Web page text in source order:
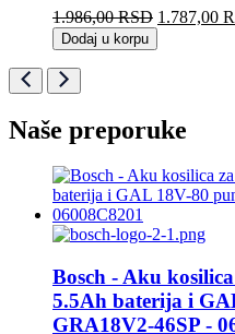
1.986,00RSD Originalna
cena
je
1.787,00
Dodaj u korpu
Naše preporuke
Bosch - Aku
5.5Ah baterija i
GRA18V2-46SP -